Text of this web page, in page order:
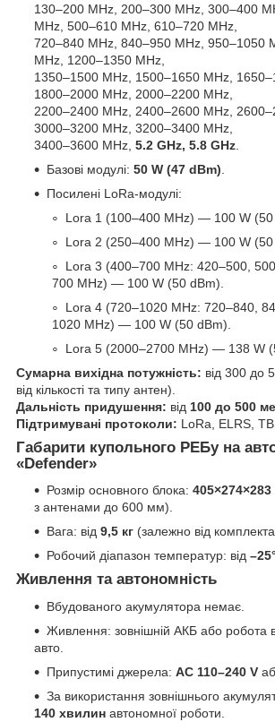
130–200 MHz, 200–300 MHz, 300–400
MHz, 500–610 MHz, 610–720 MHz,
720–840 MHz, 840–950 MHz, 950–1050
MHz, 1200–1350 MHz,
1350–1500 MHz, 1500–1650 MHz,
1800–2000 MHz, 2000–2200 MHz,
2200–2400 MHz, 2400–2600 MHz,
3000–3200 MHz, 3200–3400 MHz,
3400–3600 MHz, 5.2 GHz, 5.8 GHz
Базові модулі: 50 W (47 dBm)
Посилені LoRa-модулі:
Lora 1 (100–400 MHz) — 100 W (50
Lora 2 (250–400 MHz) — 100 W (50
Lora 3 (400–700 MHz: 420–500,
700 MHz) — 100 W (50 dBm).
Lora 4 (720–1020 MHz: 720–840,
1020 MHz) — 100 W (50 dBm).
Lora 5 (2000–2700 MHz) — 138 W
Сумарна вихідна потужність: від 300 до
від кількості та типу антен).
Дальність придушення: від 100 до 500
Підтримувані протоколи: LoRa, ELRS,
Габарити купольного РЕБу на
«Defender»
Розмір основного блока:
з антенами до 600 мм).
Вага: від 9,5 кг (залежно від
Робочий діапазон температур: від
Живлення та автономність
Вбудованого акумулятора немає.
Живлення: зовнішній АКБ або робота
авто.
Припустимі джерела: AC 110–240 V
За використання зовнішнього
140 хвилин автономної роботи.